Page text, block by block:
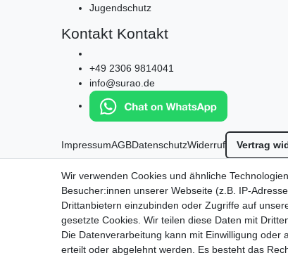
Jugendschutz
Kontakt Kontakt
+49 2306 9814041
info@surao.de
ImpressumAGBDatenschutzWiderruf Vertrag
© 2026 by SURAO // Authentic Survival Experience | Alle Rechte
Wir versenden in die folgenden Länder
Wir verwenden Cookies und ähnliche
Besucher:innen unserer Webseite (z.B. IP-
Drittanbietern einzubinden oder Zugriffe auf
gesetzte Cookies. Wir teilen diese Daten mit
Die Datenverarbeitung kann mit Einwilligung
erteilt oder abgelehnt werden. Es besteht das